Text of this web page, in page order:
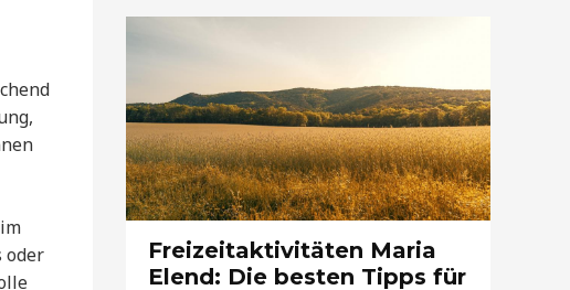
oder
Freizeitaktivitäten Maria
Elend: Die besten Tipps für